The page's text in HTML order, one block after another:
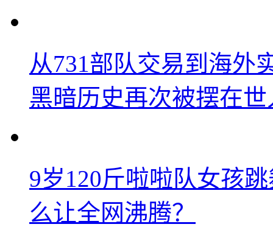
从731部队交易到海外
黑暗历史再次被摆在
9岁120斤啦啦队女孩
么让全网沸腾？